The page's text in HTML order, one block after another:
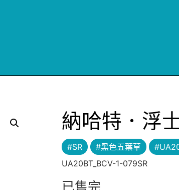
納哈特．浮
#SR #黑色五葉草
UA20BT_BCV-1-079SR
已售完